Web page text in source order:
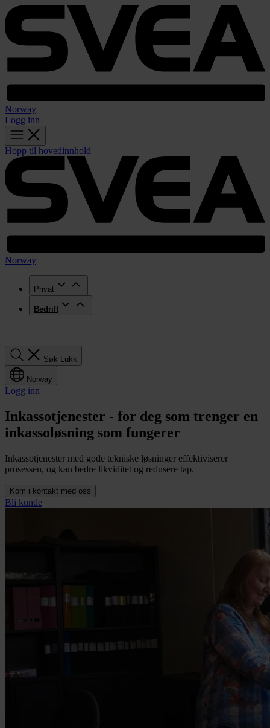
Norway
Logg inn
Hopp til hovedinnhold
Norway
Privat
Bedrift
Søk Lukk
Norway
Logg inn
Inkassotjenester - for deg som trenger en
inkassoløsning som fungerer
Inkassotjenester med gode tekniske løsninger effektiviserer
prosessen, og kan bedre likviditet og redusere tap.
Kom i kontakt med oss
Bli kunde